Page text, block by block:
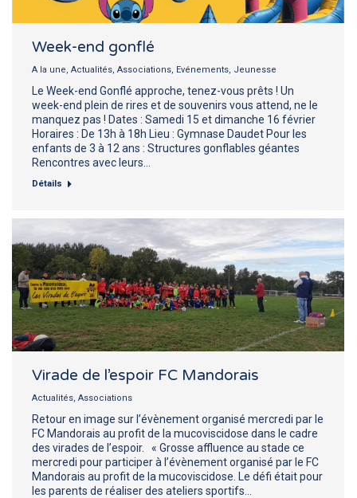
Week-end gonflé
A la une, Actualités, Associations, Evénements, Jeunesse
Le Week-end Gonflé approche, tenez-vous prêts ! Un
week-end plein de rires et de souvenirs vous attend, ne le
manquez pas ! Dates : Samedi 15 et dimanche 16 février
Horaires : De 13h à 18h Lieu : Gymnase Daudet Pour les
enfants de 3 à 12 ans : Structures gonflables géantes
Rencontres avec leurs…
Détails
Virade de l’espoir FC Mandorais
Actualités, Associations
Retour en image sur l’évènement organisé mercredi par le
FC Mandorais au profit de la mucoviscidose dans le cadre
des virades de l’espoir. « Grosse affluence au stade ce
mercredi pour participer à l’évènement organisé par le FC
Mandorais au profit de la mucoviscidose. Le défi était pour
les parents de réaliser des ateliers sportifs…